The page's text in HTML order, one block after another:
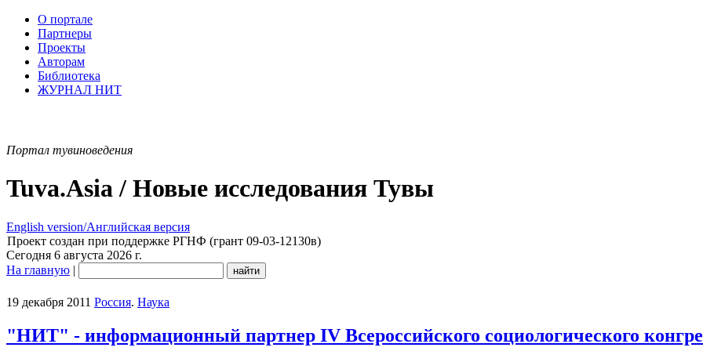
О портале
Партнеры
Проекты
Авторам
Библиотека
ЖУРНАЛ НИТ
Портал тувиноведения
Tuva.Asia / Новые исследования Тувы
English version/Английская версия
Проект создан при поддержке РГНФ (грант 09-03-12130в)
Сегодня 6 августа 2026 г.
На главную |
19 декабря 2011 Россия. Наука
"НИТ" - информационный партнер IV Всероссийского социологического